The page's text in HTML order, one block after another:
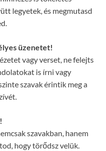
legyetek, és megmutasd
üzenetet!
vagy verset, ne felejts
is írni vagy
szavak érintik meg a
szavakban, hanem
hogy törődsz velük.